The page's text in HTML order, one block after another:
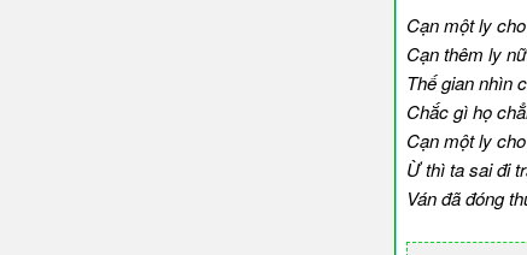
Cạn một ly
Cạn thêm ly
Thế gian nhìn
Chắc gì họ
Cạn một ly
Ừ thì ta sai đi
Ván đã đóng